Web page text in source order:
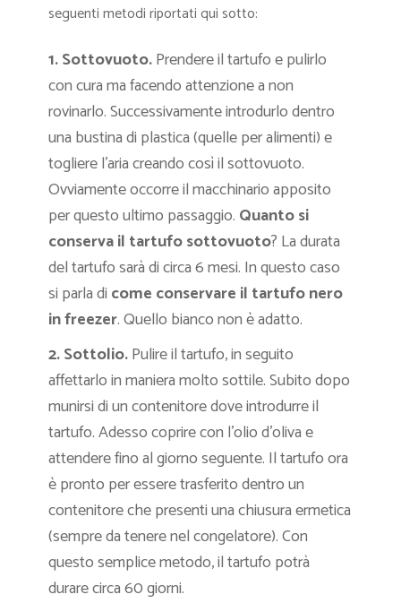
seguenti metodi riportati qui sotto:
1. Sottovuoto.Prendere il tartufo e pulirlo
con cura ma facendo attenzione a non
rovinarlo. Successivamente introdurlo dentro
una bustina di plastica (quelle per alimenti) e
togliere l’aria creando così il sottovuoto.
Ovviamente occorre il macchinario apposito
per questo ultimo passaggio. Quanto si
conserva il tartufo sottovuoto? La durata
del tartufo sarà di circa 6 mesi. In questo caso
si parla di come conservare il tartufo nero
in freezer. Quello bianco non è adatto.
2. Sottolio.Pulire il tartufo, in seguito
affettarlo in maniera molto sottile. Subito dopo
munirsi di un contenitore dove introdurre il
tartufo. Adesso coprire con l’olio d’oliva e
attendere fino al giorno seguente. Il tartufo ora
è pronto per essere trasferito dentro un
contenitore che presenti una chiusura ermetica
(sempre da tenere nel congelatore). Con
questo semplice metodo, il tartufo potrà
durare circa 60 giorni.